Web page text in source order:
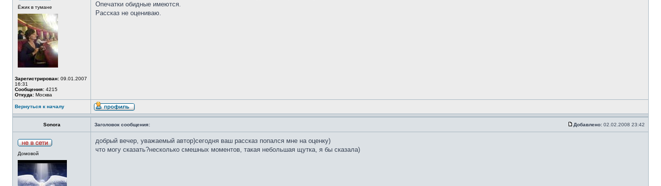
Ёжик в тумане
Зарегистрирован: 09.01.2007
16:31
Сообщения: 4215
Откуда: Москва
Опечатки обидные имеются.
Рассказ не оцениваю.
Вернуться к началу
Sonora Заголовок сообщения: Добавлено: 02.02.2008 23:42
Домовой
добрый вечер, уважаемый автор)сегодня ваш рассказ попался мне на оценку)
что могу сказать?несколько смешных моментов, такая небольшая щутка, я бы сказала)